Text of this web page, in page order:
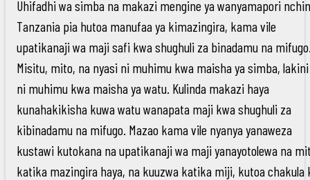
Uhifadhi wa simba na makazi mengine ya wanyamapori
Tanzania pia hutoa manufaa ya kimazingira, kama vile
upatikanaji wa maji safi kwa shughuli za binadamu na
Misitu, mito, na nyasi ni muhimu kwa maisha ya simba,
ni muhimu kwa maisha ya watu. Kulinda makazi haya
kunahakikisha kuwa watu wanapata maji kwa shughuli za
kibinadamu na mifugo. Mazao kama vile nyanya yanaweza
kustawi kutokana na upatikanaji wa maji yanayotolewa na
katika mazingira haya, na kuuzwa katika miji, kutoa chakula